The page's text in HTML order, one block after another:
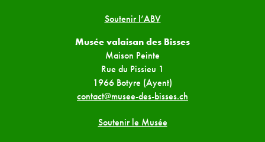
Soutenir l’ABV
Musée valaisan des Bisses
Maison Peinte
Rue du Pissieu 1
1966 Botyre (Ayent)
contact@musee-des-bisses.ch
Soutenir le Musée